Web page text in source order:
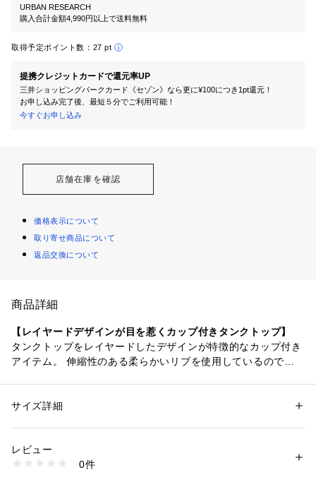
URBAN RESEARCH
購入合計金額4,990円以上で送料無料
取得予定ポイント数： 27 pt
提携クレジットカードで還元率UP
三井ショッピングパークカード《セゾン》なら更に¥100につき1pt還元！
お申し込み完了後、最短５分でご利用可能！
今すぐお申し込み
店舗在庫を確認
価格表示について
取り寄せ商品について
返品交換について
商品詳細
【レイヤードデザインが目を惹くカップ付きタンクトップ】
タンクトップをレイヤードしたデザインが特徴的なカップ付き
アイテム。 伸縮性のある柔らかいリブを使用しているので着
※商品画像は、光の当たり具合やパソコンなどの閲覧環境によ
り、実際の色味と異なって見える場合がございます。予めご了
性別：レディース
素材：レーヨン51% 綿43% ポリウレタン6%
洗濯：-
※詳しい洗濯方法については、商品の品質表示タグをご覧ください
サイズ詳細
レビュー
0件